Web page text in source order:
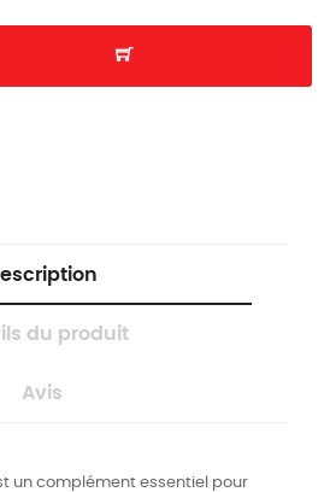
du produit
Avis
un complément essentiel pour